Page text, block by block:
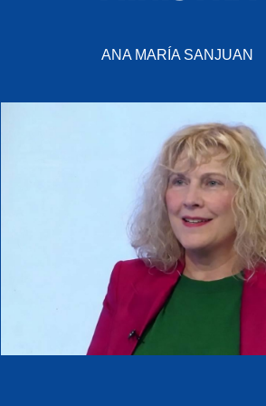
ANA MARÍA SANJUAN